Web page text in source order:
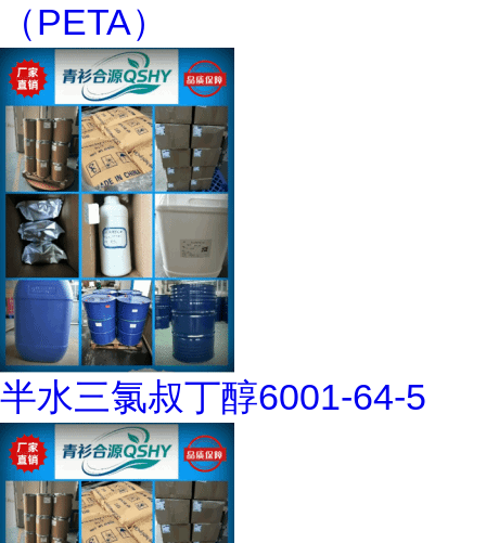
（PETA）
半水三氯叔丁醇6001-64-5